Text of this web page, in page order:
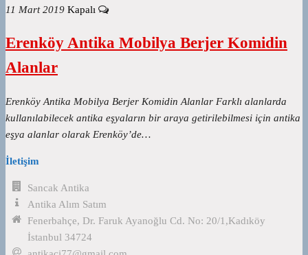
11 Mart 2019 Kapalı
Erenköy Antika Mobilya Berjer Komidin
Alanlar
Erenköy Antika Mobilya Berjer Komidin Alanlar Farklı alanlarda
kullanılabilecek antika eşyaların bir araya getirilebilmesi için antika
eşya alanlar olarak Erenköy’de…
İletişim
Sancak Antika
Antika Alım Satım
Fenerbahçe, Dr. Faruk Ayanoğlu Cd. No: 20/1,Kadıköy
İstanbul 34724